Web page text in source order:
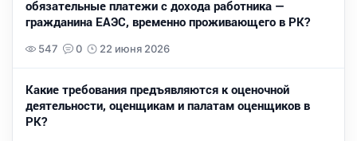
обязательные платежи с дохода работника —
гражданина ЕАЭС, временно проживающего в РК?
547 0 22 июня 2026
Какие требования предъявляются к оценочной
деятельности, оценщикам и палатам оценщиков в
РК?